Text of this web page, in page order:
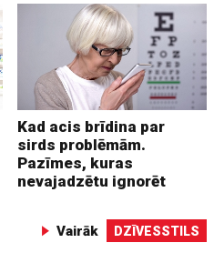
Kad acis brīdina par
sirds problēmām.
Pazīmes, kuras
nevajadzētu ignorēt
Vairāk DZĪVESSTILS